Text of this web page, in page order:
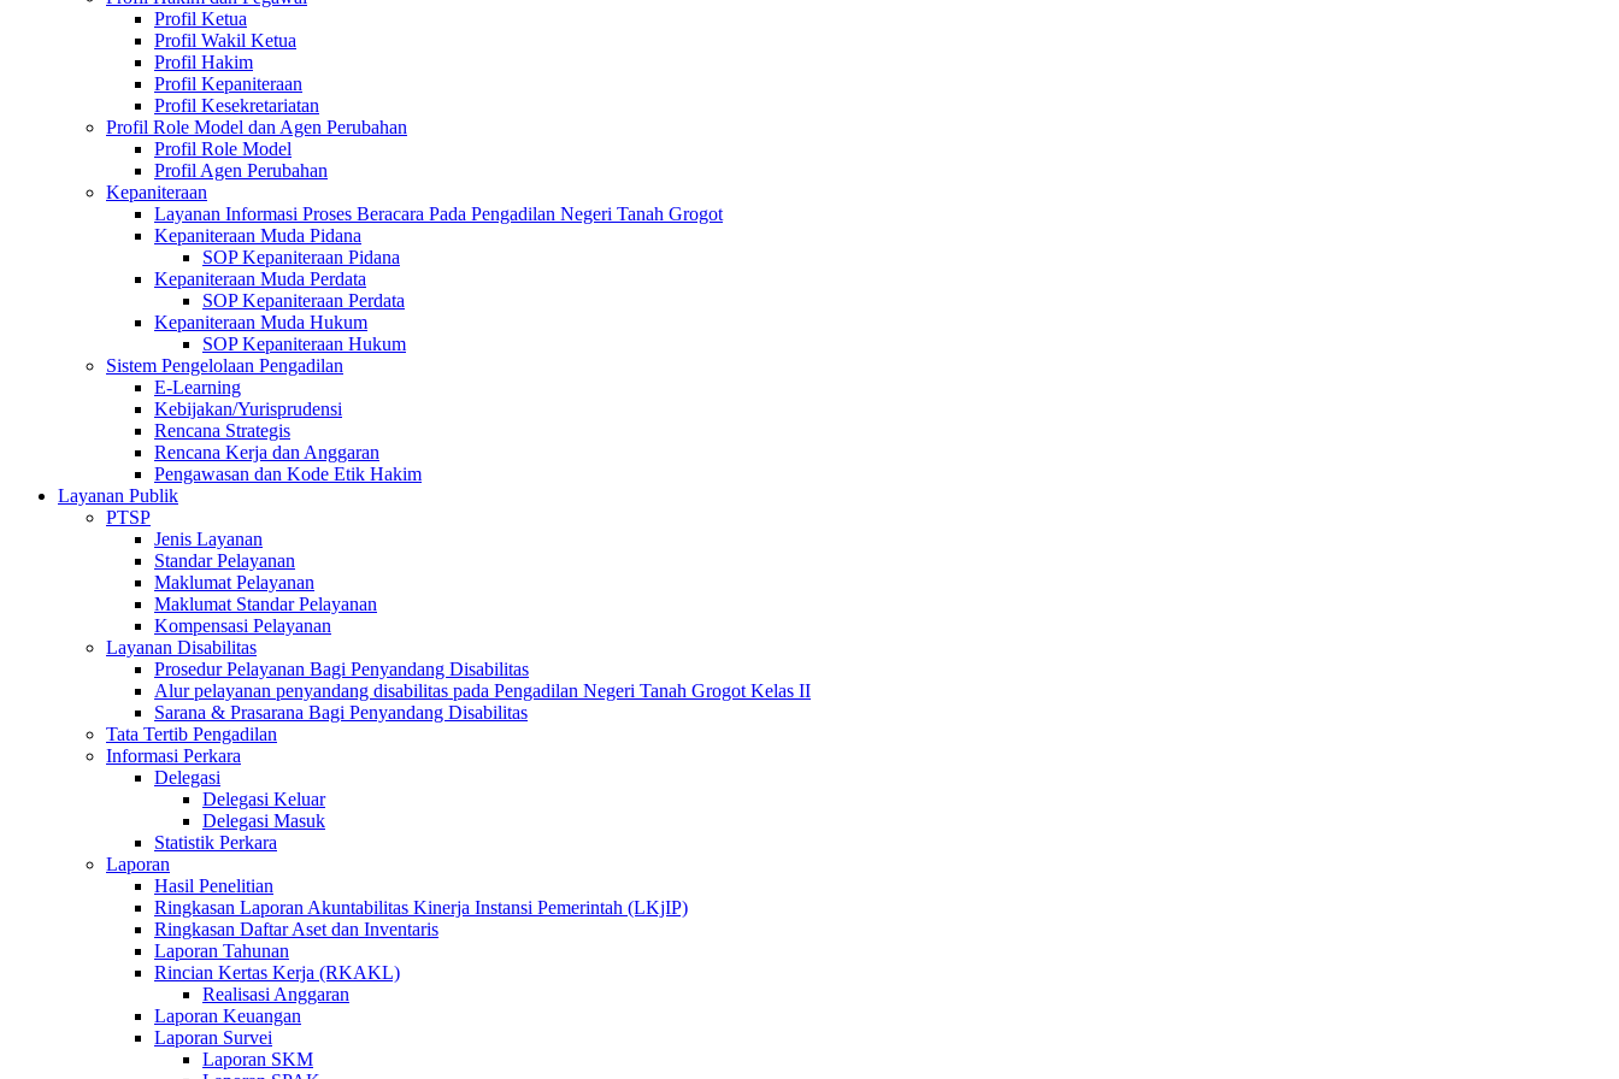
Profil Ketua
Profil Wakil Ketua
Profil Hakim
Profil Kepaniteraan
Profil Kesekretariatan
Profil Role Model dan Agen Perubahan
Profil Role Model
Profil Agen Perubahan
Kepaniteraan
Layanan Informasi Proses Beracara Pada Pengadilan Negeri Tanah Grogot
Kepaniteraan Muda Pidana
SOP Kepaniteraan Pidana
Kepaniteraan Muda Perdata
SOP Kepaniteraan Perdata
Kepaniteraan Muda Hukum
SOP Kepaniteraan Hukum
Sistem Pengelolaan Pengadilan
E-Learning
Kebijakan/Yurisprudensi
Rencana Strategis
Rencana Kerja dan Anggaran
Pengawasan dan Kode Etik Hakim
Layanan Publik
PTSP
Jenis Layanan
Standar Pelayanan
Maklumat Pelayanan
Maklumat Standar Pelayanan
Kompensasi Pelayanan
Layanan Disabilitas
Prosedur Pelayanan Bagi Penyandang Disabilitas
Alur pelayanan penyandang disabilitas pada Pengadilan Negeri Tanah Grogot Kelas II
Sarana & Prasarana Bagi Penyandang Disabilitas
Tata Tertib Pengadilan
Informasi Perkara
Delegasi
Delegasi Keluar
Delegasi Masuk
Statistik Perkara
Laporan
Hasil Penelitian
Ringkasan Laporan Akuntabilitas Kinerja Instansi Pemerintah (LKjIP)
Ringkasan Daftar Aset dan Inventaris
Laporan Tahunan
Rincian Kertas Kerja (RKAKL)
Realisasi Anggaran
Laporan Keuangan
Laporan Survei
Laporan SKM